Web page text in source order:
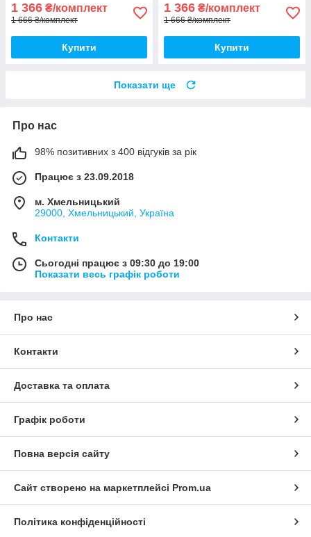
1 366 ₴/комплект
1 666 ₴/комплект
Купити
1 366 ₴/комплект
1 666 ₴/комплект
Купити
Показати ще
Про нас
98% позитивних з 400 відгуків за рік
Працює з 23.09.2018
м. Хмельницький
29000, Хмельницький, Україна
Контакти
Сьогодні працює з 09:30 до 19:00
Показати весь графік роботи
Про нас
Контакти
Доставка та оплата
Графік роботи
Повна версія сайту
Сайт створено на маркетплейсі Prom.ua
Політика конфіденційності